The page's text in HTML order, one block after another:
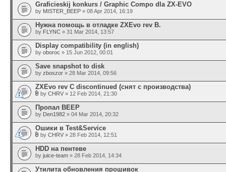
Graficieskij konkurs / Graphic Compo dla ZX-EVO
by MISTER_BEEP » 08 Apr 2014, 16:19
Нужна помощь в отладке ZXEvo rev B.
by FLYNC » 31 Mar 2014, 13:57
Display compatibility (in english)
by oboroc » 15 Jun 2012, 00:01
Save snapshot to disk
by zboszor » 28 Mar 2014, 09:56
ZXEvo rev C discontinued (снят с производства)
by CHRV » 12 Feb 2014, 21:30
Пропал BEEP
by Den1982 » 04 Mar 2014, 20:32
Ошики в Test&Service
by CHRV » 28 Feb 2014, 12:51
HDD на пентеве
by juice-team » 28 Feb 2014, 14:34
Утилита обновления прошивок